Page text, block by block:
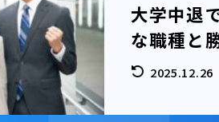
大学中退
な職種と
2025.12.26